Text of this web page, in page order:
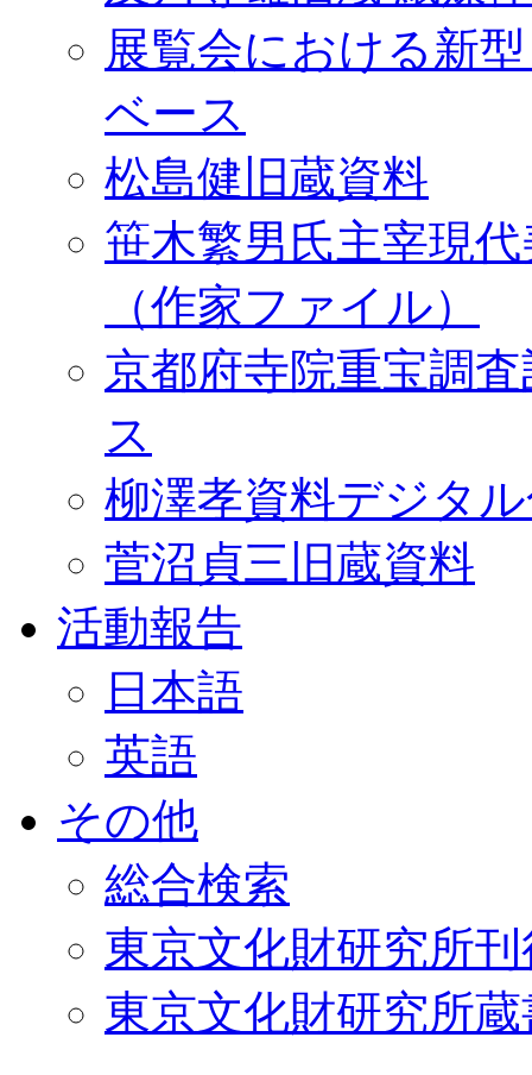
展覧会における新
ベース
松島健旧蔵資料
笹木繁男氏主宰現
（作家ファイル）
京都府寺院重宝調
ス
柳澤孝資料デジタ
菅沼貞三旧蔵資料
活動報告
日本語
英語
その他
総合検索
東京文化財研究所
東京文化財研究所